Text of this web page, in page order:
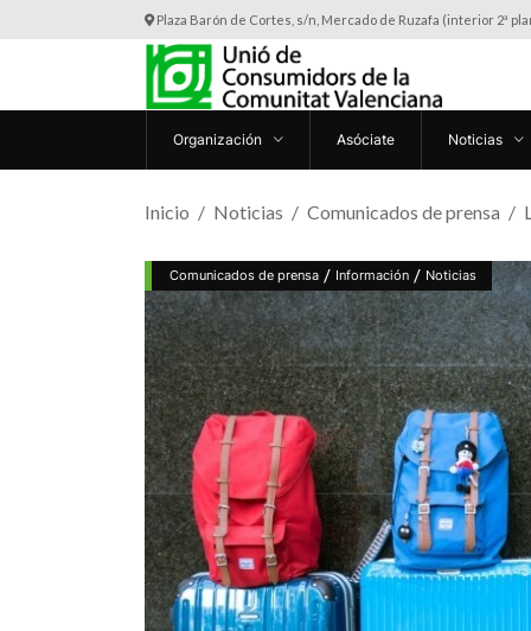
Plaza Barón de Cortes, s/n, Mercado de Ruzafa (interior 2ª
Organización Asóciate Noticias
Inicio Noticias Comunicados de prensa
Comunicados de prensa / Información / Noticias